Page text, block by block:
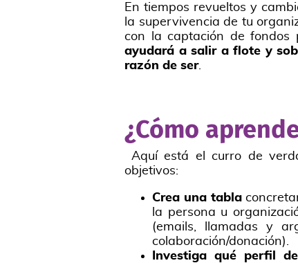
En tiempos revueltos y
la supervivencia de tu
con la captación de fondos
ayudará a salir a flote y
razón de ser.
¿Cómo
Aquí está el curro de
objetivos:
Crea una tabla
la persona u
(emails, llamadas y
colaboración/donación).
Investiga qué perfil